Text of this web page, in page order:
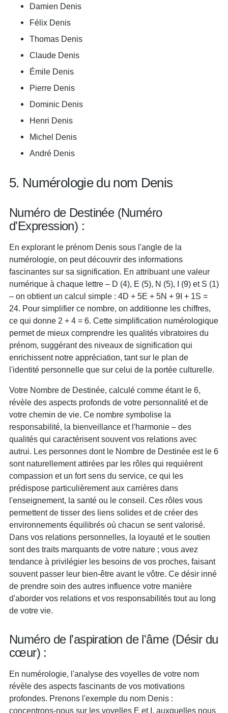
Damien Denis
Félix Denis
Thomas Denis
Claude Denis
Émile Denis
Pierre Denis
Dominic Denis
Henri Denis
Michel Denis
André Denis
5. Numérologie du nom Denis
Numéro de Destinée (Numéro
d'Expression) :
En explorant le prénom Denis sous l'angle de la
numérologie, on peut découvrir des informations
fascinantes sur sa signification. En attribuant une valeur
numérique à chaque lettre – D (4), E (5), N (5), I (9) et S (1)
– on obtient un calcul simple : 4D + 5E + 5N + 9I + 1S =
24. Pour simplifier ce nombre, on additionne les chiffres,
ce qui donne 2 + 4 = 6. Cette simplification numérologique
permet de mieux comprendre les qualités vibratoires du
prénom, suggérant des niveaux de signification qui
enrichissent notre appréciation, tant sur le plan de
l'identité personnelle que sur celui de la portée culturelle.
Votre Nombre de Destinée, calculé comme étant le 6,
révèle des aspects profonds de votre personnalité et de
votre chemin de vie. Ce nombre symbolise la
responsabilité, la bienveillance et l'harmonie – des
qualités qui caractérisent souvent vos relations avec
autrui. Les personnes dont le Nombre de Destinée est le 6
sont naturellement attirées par les rôles qui requièrent
compassion et un fort sens du service, ce qui les
prédispose particulièrement aux carrières dans
l'enseignement, la santé ou le conseil. Ces rôles vous
permettent de tisser des liens solides et de créer des
environnements équilibrés où chacun se sent valorisé.
Dans vos relations personnelles, la loyauté et le soutien
sont des traits marquants de votre nature ; vous avez
tendance à privilégier les besoins de vos proches, faisant
souvent passer leur bien-être avant le vôtre. Ce désir inné
de prendre soin des autres influence votre manière
d'aborder vos relations et vos responsabilités tout au long
de votre vie.
Numéro de l'aspiration de l'âme (Désir du
cœur) :
En numérologie, l'analyse des voyelles de votre nom
révèle des aspects fascinants de vos motivations
profondes. Prenons l'exemple du nom Denis :
concentrons-nous sur les voyelles E et I, auxquelles nous